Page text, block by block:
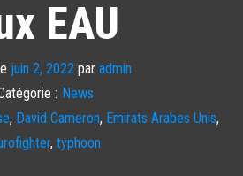
EAU
juin 2, 2022 par admin
: News
, David Cameron, Emirats Arabes Unis,
, typhoon